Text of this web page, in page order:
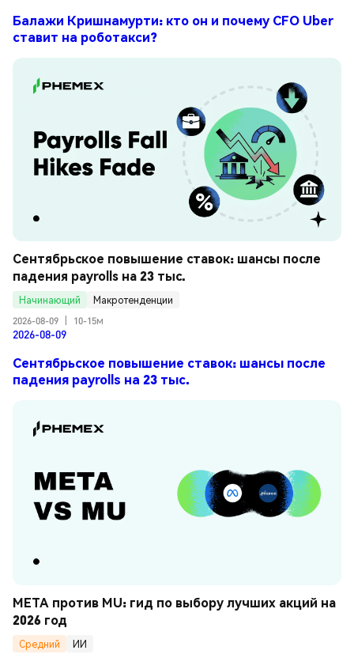
Балажи Кришнамурти: кто он и почему CFO Uber
ставит на роботакси?
Сентябрьское повышение ставок: шансы после
падения payrolls на 23 тыс.
Начинающий
Макротенденции
2026-08-09
10-15м
2026-08-09
Сентябрьское повышение ставок: шансы после
падения payrolls на 23 тыс.
META против MU: гид по выбору лучших акций на
2026 год
Средний
ИИ